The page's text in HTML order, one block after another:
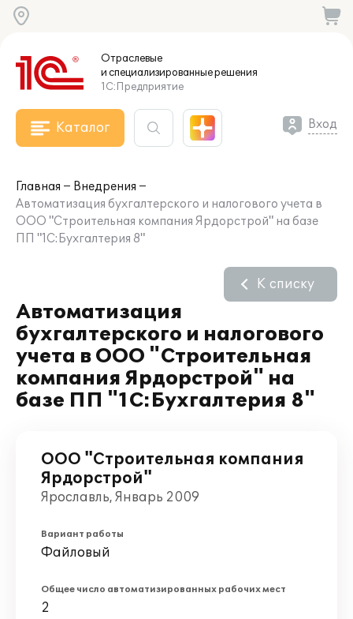
Отраслевые
и специализированныерешения
1С:Предприятие
Каталог Вход
Главная
Внедрения
Автоматизация бухгалтерского и налогового учета в
ООО "Строительная компания Ярдорстрой" на базе
ПП "1С:Бухгалтерия 8"
Автоматизация
бухгалтерского и налогового
учета в ООО "Строительная
компания Ярдорстрой" на
базе ПП "1С:Бухгалтерия 8"
К списку
ООО "Строительная компания
Ярдорстрой"
Ярославль, Январь 2009
Вариант работы
Файловый
Общее число автоматизированных рабочих мест
2